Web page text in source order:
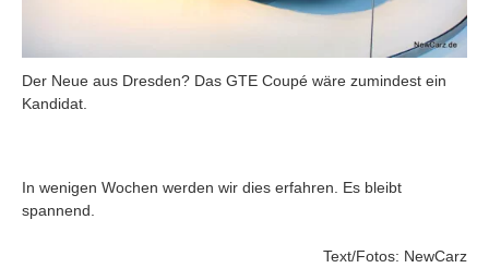
Der Neue aus Dresden? Das GTE Coupé wäre zumindest ein
Kandidat.
In wenigen Wochen werden wir dies erfahren. Es bleibt
spannend.
Text/Fotos: NewCarz